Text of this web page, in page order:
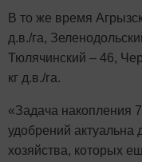
В то же время
д.в./га,
Тюлячинский – 46,
кг д.в./га.
«Задача накопления
удобрений
хозяйства, которых